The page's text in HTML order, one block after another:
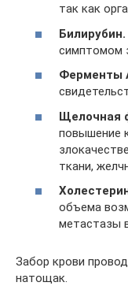
так как
Билирубин.
симптомом
Ферменты
Щелочная
повышение
ткани,
объема
метастазы
Забор крови
натощак.